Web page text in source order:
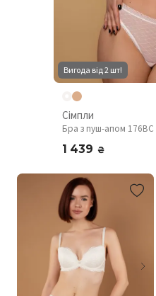
Вигода від 2 шт!
Сімпли
Бра з пуш-апом 176BC
1 439 ₴